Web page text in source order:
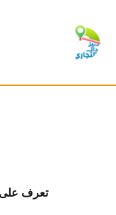
تعرف على